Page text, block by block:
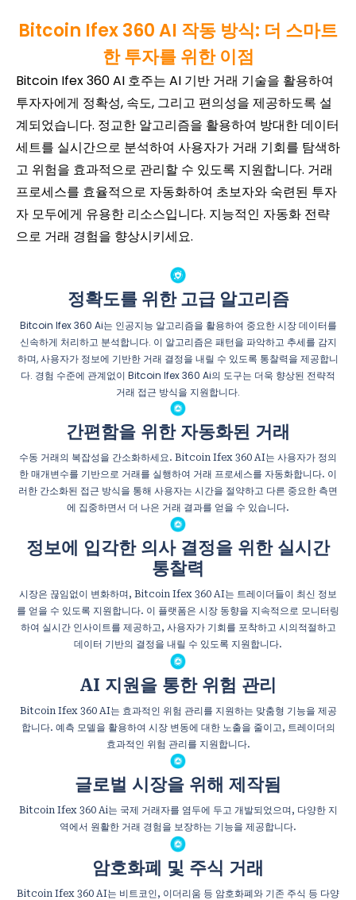
Bitcoin Ifex 360 AI 작동 방식: 더 스마트
한 투자를 위한 이점
Bitcoin Ifex 360 AI 호주는 AI 기반 거래 기술을 활용하여
투자자에게 정확성, 속도, 그리고 편의성을 제공하도록 설
계되었습니다. 정교한 알고리즘을 활용하여 방대한 데이터
세트를 실시간으로 분석하여 사용자가 거래 기회를 탐색하
고 위험을 효과적으로 관리할 수 있도록 지원합니다. 거래
프로세스를 효율적으로 자동화하여 초보자와 숙련된 투자
자 모두에게 유용한 리소스입니다. 지능적인 자동화 전략
으로 거래 경험을 향상시키세요.
정확도를 위한 고급 알고리즘
Bitcoin Ifex 360 Ai는 인공지능 알고리즘을 활용하여 중요한 시장 데이터를
신속하게 처리하고 분석합니다. 이 알고리즘은 패턴을 파악하고 추세를 감지
하며, 사용자가 정보에 기반한 거래 결정을 내릴 수 있도록 통찰력을 제공합니
다. 경험 수준에 관계없이 Bitcoin Ifex 360 Ai의 도구는 더욱 향상된 전략적
거래 접근 방식을 지원합니다.
간편함을 위한 자동화된 거래
수동 거래의 복잡성을 간소화하세요. Bitcoin Ifex 360 AI는 사용자가 정의
한 매개변수를 기반으로 거래를 실행하여 거래 프로세스를 자동화합니다. 이
러한 간소화된 접근 방식을 통해 사용자는 시간을 절약하고 다른 중요한 측면
에 집중하면서 더 나은 거래 결과를 얻을 수 있습니다.
정보에 입각한 의사 결정을 위한 실시간
통찰력
시장은 끊임없이 변화하며, Bitcoin Ifex 360 AI는 트레이더들이 최신 정보
를 얻을 수 있도록 지원합니다. 이 플랫폼은 시장 동향을 지속적으로 모니터링
하여 실시간 인사이트를 제공하고, 사용자가 기회를 포착하고 시의적절하고
데이터 기반의 결정을 내릴 수 있도록 지원합니다.
AI 지원을 통한 위험 관리
Bitcoin Ifex 360 AI는 효과적인 위험 관리를 지원하는 맞춤형 기능을 제공
합니다. 예측 모델을 활용하여 시장 변동에 대한 노출을 줄이고, 트레이더의
효과적인 위험 관리를 지원합니다.
글로벌 시장을 위해 제작됨
Bitcoin Ifex 360 Ai는 국제 거래자를 염두에 두고 개발되었으며, 다양한 지
역에서 원활한 거래 경험을 보장하는 기능을 제공합니다.
암호화폐 및 주식 거래
Bitcoin Ifex 360 AI는 비트코인, 이더리움 등 암호화폐와 기존 주식 등 다양